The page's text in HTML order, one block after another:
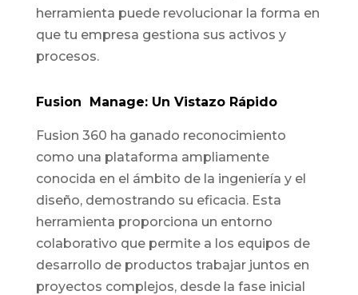
herramienta puede revolucionar la forma en
que tu empresa gestiona sus activos y
procesos.
Fusion Manage: Un Vistazo Rápido
Fusion 360 ha ganado reconocimiento
como una plataforma ampliamente
conocida en el ámbito de la ingeniería y el
diseño, demostrando su eficacia. Esta
herramienta proporciona un entorno
colaborativo que permite a los equipos de
desarrollo de productos trabajar juntos en
proyectos complejos, desde la fase inicial